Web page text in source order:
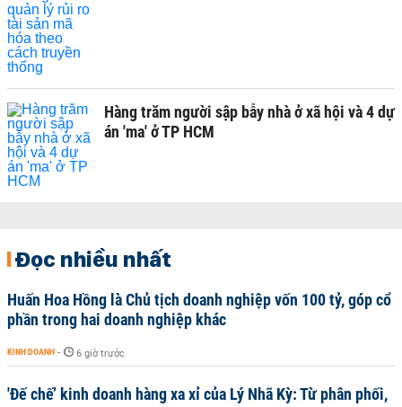
Hàng trăm người sập bẫy nhà ở xã hội và 4 dự
án 'ma' ở TP HCM
Đọc nhiều nhất
Huấn Hoa Hồng là Chủ tịch doanh nghiệp vốn 100 tỷ, góp cổ
phần trong hai doanh nghiệp khác
KINH DOANH - 6 giờ trước
'Đế chế’ kinh doanh hàng xa xỉ của Lý Nhã Kỳ: Từ phân phối,